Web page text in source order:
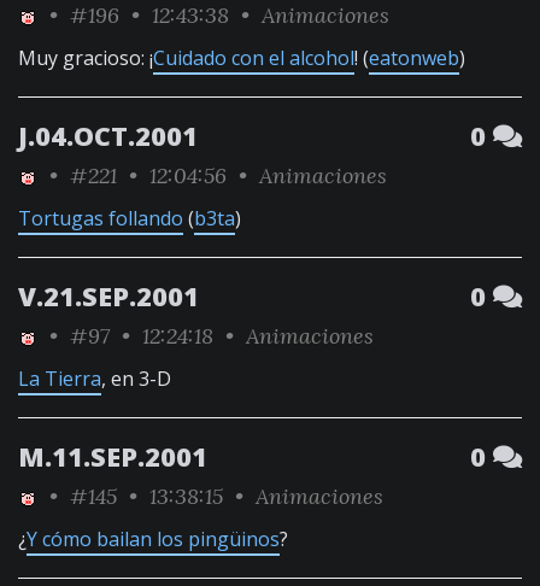
• #196 • 12:43:38 • Animaciones
Muy gracioso: ¡Cuidado con el alcohol! (eatonweb)
J.04.OCT.2001 0
• #221 • 12:04:56 • Animaciones
Tortugas follando (b3ta)
V.21.SEP.2001 0
• #97 • 12:24:18 • Animaciones
La Tierra, en 3-D
M.11.SEP.2001 0
• #145 • 13:38:15 • Animaciones
¿Y cómo bailan los pingüinos?